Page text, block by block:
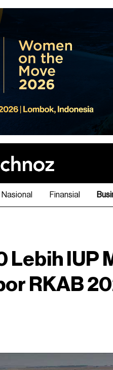
Nasional Finansial
Lebih IUP
RKAB